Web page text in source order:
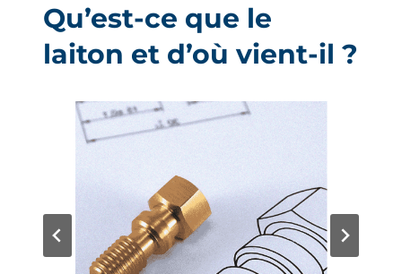
Qu’est-ce que le
laiton et d’où vient-il ?